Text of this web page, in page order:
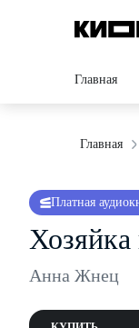
Главная
Главная
Платная
Анна Жнец